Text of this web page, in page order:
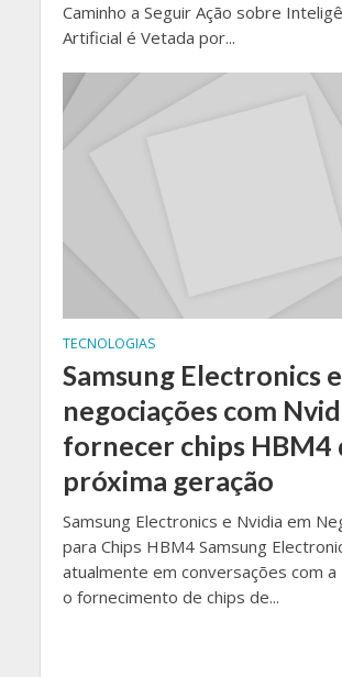
Caminho a Seguir Ação sobre
Artificial é Vetada por...
TECNOLOGIAS
Samsung Electronics
negociações com
fornecer chips HBM4
próxima geração
Samsung Electronics e Nvidia em
para Chips HBM4 Samsung
atualmente em conversações com a
o fornecimento de chips de...